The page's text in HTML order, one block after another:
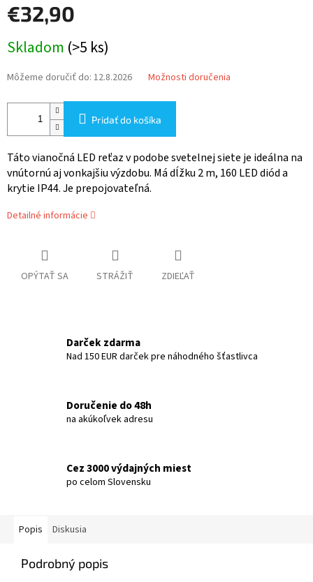
€32,90
cena:
Skladom (>5 ks)
Môžeme doručiť do: 12.8.2026 Možnosti doručenia
Pridať do košíka
Táto vianočná LED reťaz v podobe svetelnej siete je ideálna na
vnútornú aj vonkajšiu výzdobu. Má dĺžku 2 m, 160 LED diód a
krytie IP44. Je prepojovateľná.
Detailné informácie
OPÝTAŤ SA STRÁŽIŤ ZDIEĽAŤ
Darček zdarma
Nad 150 EUR darček pre náhodného šťastlivca
Doručenie do 48h
na akúkoľvek adresu
Cez 3000 výdajných miest
po celom Slovensku
Popis Diskusia
Podrobný popis